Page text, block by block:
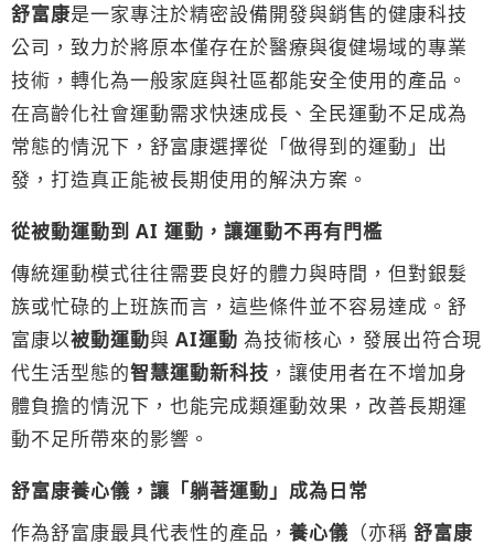
舒富康是一家專注於精密設備開發與銷售的健康科技
公司，致力於將原本僅存在於醫療與復健場域的專業
技術，轉化為一般家庭與社區都能安全使用的產品。
在高齡化社會運動需求快速成長、全民運動不足成為
常態的情況下，舒富康選擇從「做得到的運動」出
發，打造真正能被長期使用的解決方案。
從被動運動到 AI 運動，讓運動不再有門檻
傳統運動模式往往需要良好的體力與時間，但對銀髮
族或忙碌的上班族而言，這些條件並不容易達成。舒
富康以被動運動與 AI運動 為技術核心，發展出符合現
代生活型態的智慧運動新科技 ，讓使用者在不增加身
體負擔的情況下，也能完成類運動效果，改善長期運
動不足所帶來的影響。
舒富康養心儀，讓「躺著運動」成為日常
作為舒富康最具代表性的產品， 養心儀 （亦稱 舒富康